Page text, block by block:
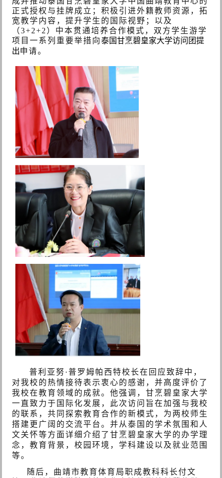
正式授权与挂牌成立；积极引进外籍教师资源，拓
宽教学内容，提升学生的国际视野；以及
（3+2+2）中本贯通培养合作模式，双方学生游学
项目一系列重要举措向泰国甘烹碧皇家大学访问团提
出申请。
普利亚努·普罗姆帕西特校长在回应致辞中，
对我校的热情接待表示衷心的感谢，并高度评价了
我校在教育领域的成就。他强调，甘烹碧皇家大学
一直致力于国际化发展，此次访问旨在加强与我校
的联系，共同探索教育合作的新模式，为两校师生
搭建更广阔的交流平台。并从泰国的学术氛围和人
文关怀等方面详细介绍了甘烹碧皇家大学的办学理
念，教育背景，校园环境，学科建设以及就业范围
等。
随后，曲靖市教育体育局职成教科科长付文